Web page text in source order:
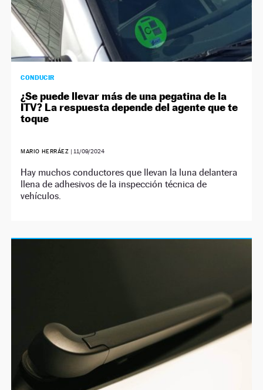
CONDUCIR
¿Se puede llevar más de una pegatina de la
ITV? La respuesta depende del agente que te
toque
MARIO HERRÁEZ | 11/09/2024
Hay muchos conductores que llevan la luna delantera
llena de adhesivos de la inspección técnica de
vehículos.